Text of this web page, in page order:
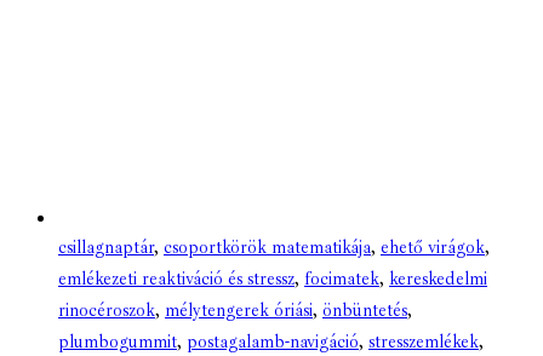
csillagnaptár, csoportkörök matematikája, ehető virágok,
emlékezeti reaktiváció és stressz, focimatek, kereskedelmi
rinocéroszok, mélytengerek óriási, önbüntetés,
plumbogummit, postagalamb-navigáció, stresszemlékek,